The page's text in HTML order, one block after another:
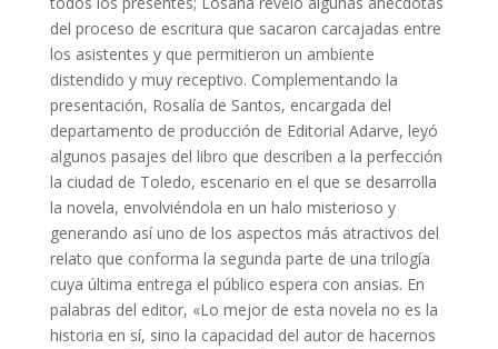
del proceso de escritura que sacaron carcajadas entre
los asistentes y que permitieron un ambiente
distendido y muy receptivo. Complementando la
presentación, Rosalía de Santos, encargada del
departamento de producción de Editorial Adarve, leyó
algunos pasajes del libro que describen a la perfección
la ciudad de Toledo, escenario en el que se desarrolla
la novela, envolviéndola en un halo misterioso y
generando así uno de los aspectos más atractivos del
relato que conforma la segunda parte de una trilogía
cuya última entrega el público espera con ansias. En
palabras del editor, «Lo mejor de esta novela no es la
historia en sí, sino la capacidad del autor de hacernos